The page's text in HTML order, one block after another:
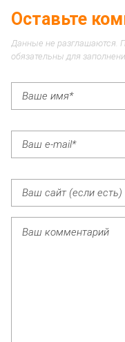
Оставьте
Данные не разглашаются.
обязательны для